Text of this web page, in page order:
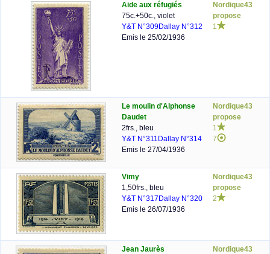
Aide aux réfugiés
75c.+50c., violet
Y&T N°309Dallay N°312
Emis le 25/02/1936
Nordique43
propose
1
Le moulin d'Alphonse
Daudet
2frs., bleu
Y&T N°311 Dallay N°314
Emis le 27/04/1936
Nordique43
propose
1
7
Vimy
1,50frs., bleu
Y&T N°317 Dallay N°320
Emis le 26/07/1936
Nordique43
propose
2
Jean Jaurès
Nordique43